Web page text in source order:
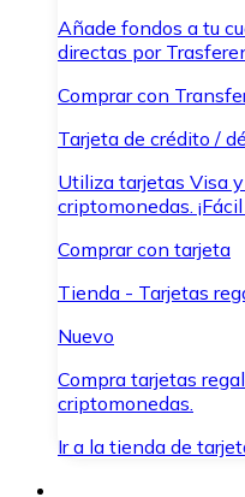
Añade fondos a tu
directas por
Comprar con
Tarjeta de crédito /
Utiliza tarjetas Visa
criptomonedas.
Comprar con tarjeta
Tienda - Tarjetas
Nuevo
Compra tarjetas
criptomonedas.
Ir a la tienda de